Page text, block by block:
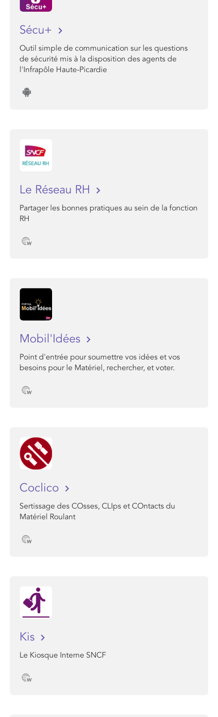
Sécu+
Outil simple de communication sur les questions
de sécurité mis à la disposition des agents de
l'Infrapôle Haute-Picardie
Le Réseau RH
Partager les bonnes pratiques au sein de la fonction
RH
Mobil'Idées
Point d'entrée pour soumettre vos idées et vos
besoins pour le Matériel, rechercher, et voter.
Coclico
Sertissage des COsses, CLIps et COntacts du
Matériel Roulant
Kis
Le Kiosque Interne SNCF